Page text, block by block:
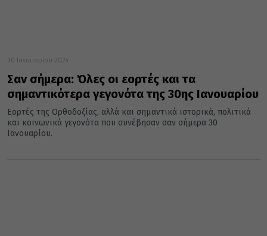
30 Ιανουαρίου 2024
Σαν σήμερα: Όλες οι εορτές και τα
σημαντικότερα γεγονότα της 30ης Ιανουαρίου
Εορτές της Ορθοδοξίας, αλλά και σημαντικά ιστορικά, πολιτικά
και κοινωνικά γεγονότα που συνέβησαν σαν σήμερα 30
Ιανουαρίου.